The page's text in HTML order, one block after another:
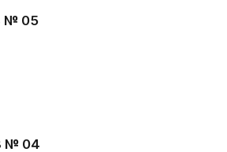
№ 05
№ 04